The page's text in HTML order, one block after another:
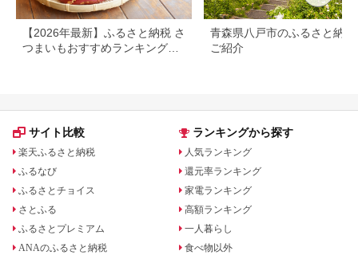
【2026年最新】ふるさと納税 さ
つまいもおすすめランキング｜
青森県八戸市のふるさと納税
ご紹介
サイト比較
楽天ふるさと納税
ふるなび
ふるさとチョイス
さとふる
ふるさとプレミアム
ANAのふるさと納税
ランキングから探す
人気ランキング
還元率ランキング
家電ランキング
高額ランキング
一人暮らし
食べ物以外